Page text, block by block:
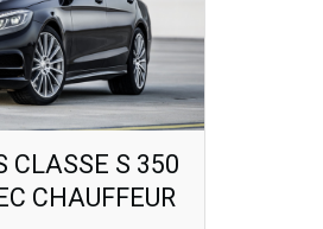
CLASSE S 350
CHAUFFEUR